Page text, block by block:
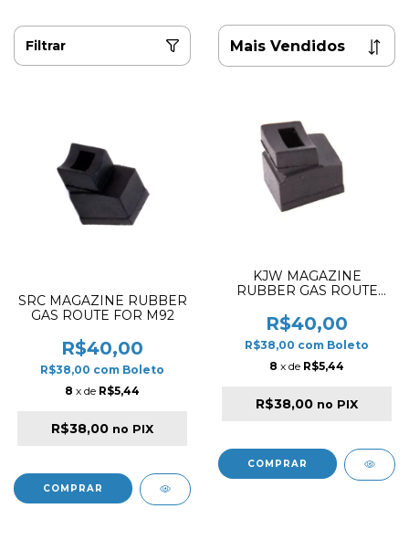
Filtrar
SRC MAGAZINE RUBBER
GAS ROUTE FOR M92
R$40,00
R$38,00 com Boleto
8 x de R$5,44
R$38,00 no PIX
KJW MAGAZINE
RUBBER GAS ROUTE
R$40,00
R$38,00 com Boleto
8 x de R$5,44
R$38,00 no PIX